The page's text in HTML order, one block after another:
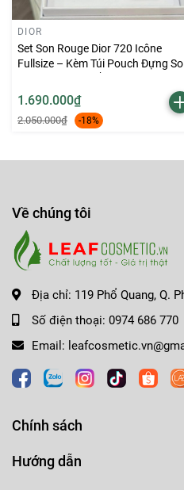
💡 Hướng dẫn
🔹Thoa trực tiếp:Lướt
màu chuẩn đẹp.
🔹Tạo hiệu ứng ombre:
tán đều bằng cọ hoặc
mượt mà, lâu trôi hơn.
✨Son Prada P58 Tamaris –
phong cách của bạn!
CHÚNG TÔI CAM KẾT HÀNG
𝗟𝗘𝗔𝗙 𝗖𝗢𝗦𝗠𝗘𝗧𝗜𝗖
CHẤT LƯỢNG TỐT - GIÁ TRỊ
Tâm)
🏩 Địa chỉ: Sảnh GM2, Tòa
DIOR
Set Son Rouge Dior 720 Icône
Fullsize – Kèm Túi Pouch Đựng
1.690.000₫
2.050.000₫ -18%
Về chúng tôi
Địa chỉ: 119 Phổ Quang, Q.
Số điện thoại: 0974 686 770
Email:
Chính sách
Hướng dẫn